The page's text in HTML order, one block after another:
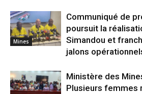
Mines
Communiqué de
poursuit la
Simandou et
jalons
Ministère des
Plusieurs